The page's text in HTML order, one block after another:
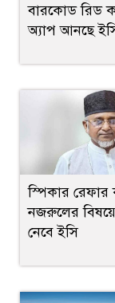
বারকোড রিড
অ্যাপ আনছে
স্পিকার
নজরুলের বিষয়ে
নেবে ইসি